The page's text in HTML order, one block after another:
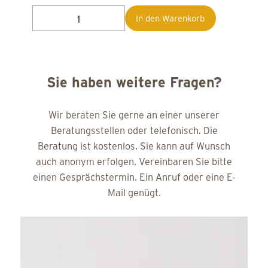
In den Warenkorb
Sie haben weitere Fragen?
Wir beraten Sie gerne an einer unserer
Beratungsstellen oder telefonisch. Die
Beratung ist kostenlos. Sie kann auf Wunsch
auch anonym erfolgen. Vereinbaren Sie bitte
einen Gesprächstermin. Ein Anruf oder eine E-
Mail genügt.